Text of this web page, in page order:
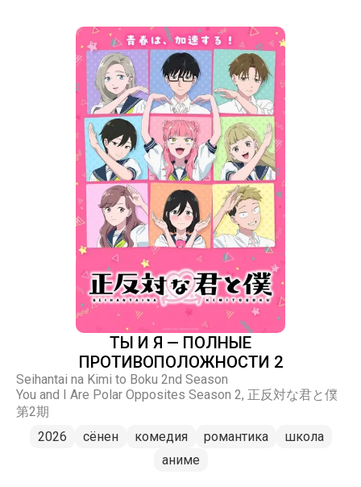
ТЫ И Я — ПОЛНЫЕ
ПРОТИВОПОЛОЖНОСТИ 2
Seihantai na Kimi to Boku 2nd Season
You and I Are Polar Opposites Season 2, 正反対な君と僕
第2期
2026
сёнен комедия романтика
школа
аниме